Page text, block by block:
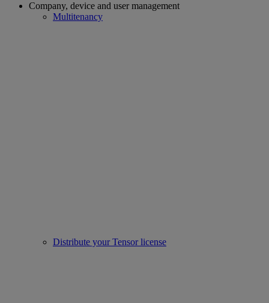
Company, device and user management
Multitenancy
Distribute your Tensor license